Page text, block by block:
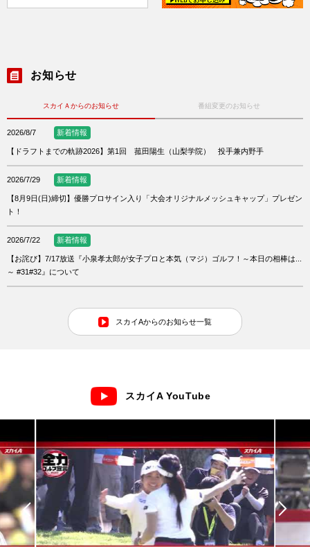
お知らせ
スカイＡからのお知らせ 番組変更のお知らせ
2026/8/7 新着情報
【ドラフトまでの軌跡2026】第1回 菰田陽生（山梨学院） 投手兼内野手
2026/7/29 新着情報
【8月9日(日)締切】優勝プロサイン入り「大会オリジナルメッシュキャップ」プレゼン
ト！
2026/7/22 新着情報
【お詫び】7/17放送『小泉孝太郎が女子プロと本気（マジ）ゴルフ！～本日の相棒は...
～ #31#32』について
スカイAからのお知らせ一覧
スカイA YouTube